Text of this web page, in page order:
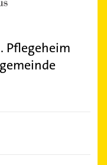
Pflegeheim